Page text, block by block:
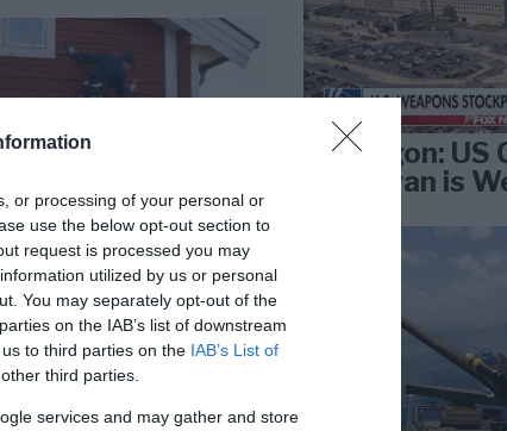
or processing of your personal or
use the below opt-out section to
request is processed you may
utilized by us or personal
You may separately opt-out of the
on the IAB’s list of downstream
to third parties on the IAB’s List of
third parties.
services and may gather and store
ger
för
– Ansök 1
Pentagon:
Fight Iran is